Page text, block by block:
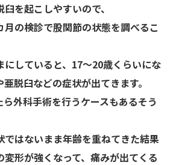
を起こしやすいので、
月の検診で股関節の状態を調べるこ
にしていると、17～20歳くらいにな
脱臼などの症状が出てきます。
外科手術を行うケースもあるそう
ではないまま年齢を重ねてきた結果
形が強くなって、痛みが出てくる